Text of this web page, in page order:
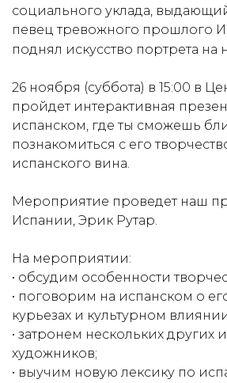
социального уклада,
певец тревожного прошлого
поднял искусство портрета на
26 ноября (суббота) в 15:00 в
пройдет интерактивная
испанском, где ты сможешь
познакомиться с его
испанского вина.
Мероприятие проведет наш
Испании, Эрик Рутар.
На мероприятии:
• обсудим особенности
• поговорим на испанском о
курьезах и культурном
• затронем нескольких других
художников;
• выучим новую лексику по